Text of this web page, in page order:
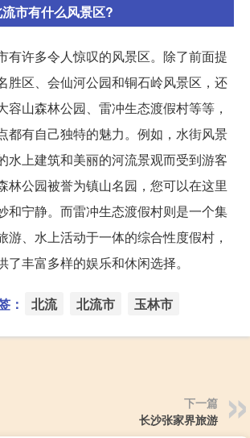
市有什么风景区?
有许多令人惊叹的风景区。除了前面提
胜区、会仙河公园和铜石岭风景区，还
容山森林公园、雷冲生态渡假村等等，
都有自己独特的魅力。例如，水街风景
水上建筑和美丽的河流景观而受到游客
林公园被誉为镇山名园，您可以在这里
和宁静。而雷冲生态渡假村则是一个集
游、水上活动于一体的综合性度假村，
了丰富多样的娱乐和休闲选择。
： 北流 北流市 玉林市
下一篇
长沙张家界旅游